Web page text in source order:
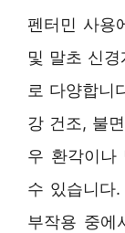
펜터민 사용
및 말초 신
로 다양합니
강 건조, 불
우 환각이나
수 있습니다
부작용 중에